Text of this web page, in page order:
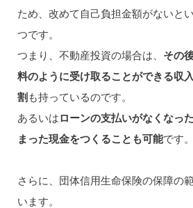
ため、改めて自己負担金額がないと
つです。
つまり、不動産投資の場合は、 その
料のように受け取ることができる収
割も持っているのです。
あるいはローンの支払いがなくなっ
まった現金をつくることも可能です。
さらに、団体信用生命保険の保障の
います。